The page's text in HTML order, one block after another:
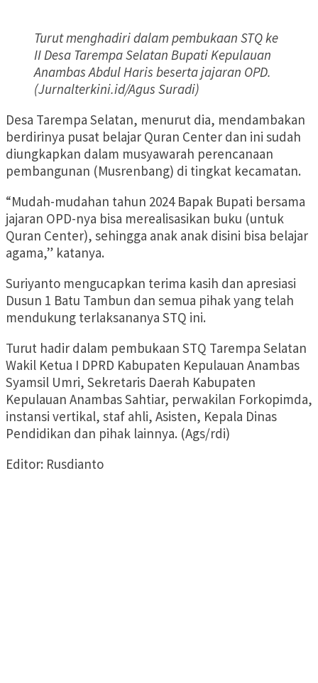
Turut menghadiri dalam pembukaan STQ ke
II Desa Tarempa Selatan Bupati Kepulauan
Anambas Abdul Haris beserta jajaran OPD.
(Jurnalterkini.id/Agus Suradi)
Desa Tarempa Selatan, menurut dia, mendambakan
berdirinya pusat belajar Quran Center dan ini sudah
diungkapkan dalam musyawarah perencanaan
pembangunan (Musrenbang) di tingkat kecamatan.
“Mudah-mudahan tahun 2024 Bapak Bupati bersama
jajaran OPD-nya bisa merealisasikan buku (untuk
Quran Center), sehingga anak anak disini bisa belajar
agama,” katanya.
Suriyanto mengucapkan terima kasih dan apresiasi
Dusun 1 Batu Tambun dan semua pihak yang telah
mendukung terlaksananya STQ ini.
Turut hadir dalam pembukaan STQ Tarempa Selatan
Wakil Ketua I DPRD Kabupaten Kepulauan Anambas
Syamsil Umri, Sekretaris Daerah Kabupaten
Kepulauan Anambas Sahtiar, perwakilan Forkopimda,
instansi vertikal, staf ahli, Asisten, Kepala Dinas
Pendidikan dan pihak lainnya. (Ags/rdi)
Editor: Rusdianto